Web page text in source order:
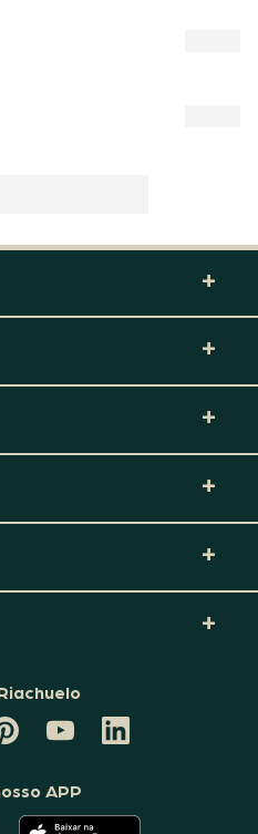
PINTEREST
DA
CANAL
DA
RIACHUELO
LINKEDIN
DA
APP
O